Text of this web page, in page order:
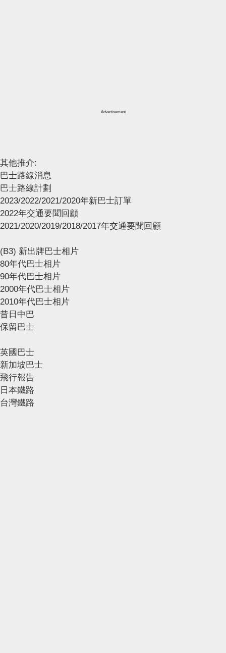
Advertisement
其他推介:
巴士路線消息
巴士路線計劃
2023/2022/2021/2020年新巴士訂單
2022年交通要聞回顧
2021/2020/2019/2018/2017年交通要聞回顧
(B3) 新出牌巴士相片
80年代巴士相片
90年代巴士相片
2000年代巴士相片
2010年代巴士相片
昔日中巴
保留巴士
英國巴士
新加坡巴士
飛行報告
日本鐵路
台灣鐵路